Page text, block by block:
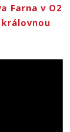
Farna v O2